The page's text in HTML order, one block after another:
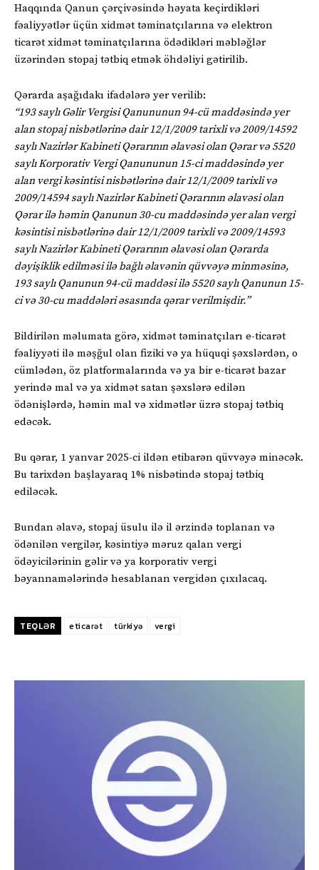
Haqqında Qanun çərçivəsində həyata keçirdikləri
fəaliyyətlər üçün xidmət təminatçılarına və elektron
ticarət xidmət təminatçılarına ödədikləri məbləğlər
üzərindən stopaj tətbiq etmək öhdəliyi gətirilib.
Qərarda aşağıdakı ifadələrə yer verilib:
“193 saylı Gəlir Vergisi Qanununun 94-cü maddəsində yer
alan stopaj nisbətlərinə dair 12/1/2009 tarixli və 2009/14592
saylı Nazirlər Kabineti Qərarının əlavəsi olan Qərar və 5520
saylı Korporativ Vergi Qanununun 15-ci maddəsində yer
alan vergi kəsintisi nisbətlərinə dair 12/1/2009 tarixli və
2009/14594 saylı Nazirlər Kabineti Qərarının əlavəsi olan
Qərar ilə həmin Qanunun 30-cu maddəsində yer alan vergi
kəsintisi nisbətlərinə dair 12/1/2009 tarixli və 2009/14593
saylı Nazirlər Kabineti Qərarının əlavəsi olan Qərarda
dəyişiklik edilməsi ilə bağlı əlavənin qüvvəyə minməsinə,
193 saylı Qanunun 94-cü maddəsi ilə 5520 saylı Qanunun 15-
ci və 30-cu maddələri əsasında qərar verilmişdir.”
Bildirilən məlumata görə, xidmət təminatçıları e-ticarət
fəaliyyəti ilə məşğul olan fiziki və ya hüquqi şəxslərdən, o
cümlədən, öz platformalarında və ya bir e-ticarət bazar
yerində mal və ya xidmət satan şəxslərə edilən
ödənişlərdə, həmin mal və xidmətlər üzrə stopaj tətbiq
edəcək.
Bu qərar, 1 yanvar 2025-ci ildən etibarən qüvvəyə minəcək.
Bu tarixdən başlayaraq 1% nisbətində stopaj tətbiq
ediləcək.
Bundan əlavə, stopaj üsulu ilə il ərzində toplanan və
ödənilən vergilər, kəsintiyə məruz qalan vergi
ödəyicilərinin gəlir və ya korporativ vergi
bəyannamələrində hesablanan vergidən çıxılacaq.
TEQLƏR eticarət türkiyə vergi